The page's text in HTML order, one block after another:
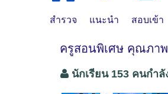
สำรวจ แนะนำ สอบเข้า
ครูสอนพิเศษ คุณภา
นักเรียน 153 คนกำ